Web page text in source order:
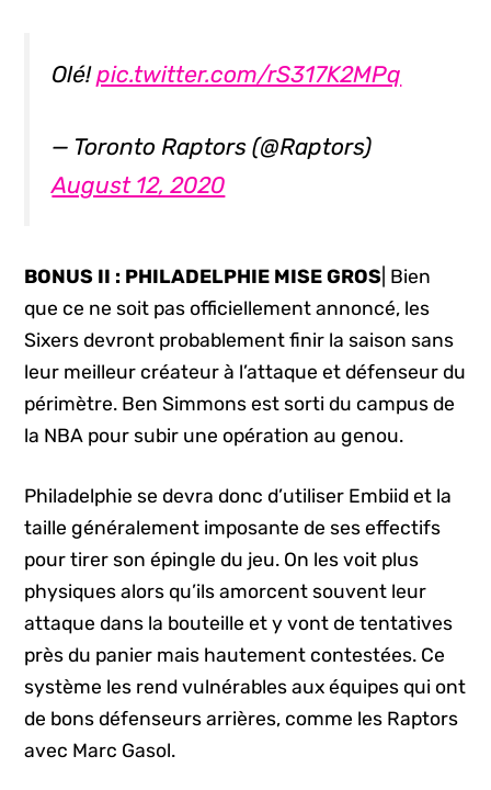
Olé!pic.twitter.com/rS317K2MPq
— Toronto Raptors (@Raptors)
August 12, 2020
BONUS II : PHILADELPHIE MISE GROS | Bien
que ce ne soit pas officiellement annoncé, les
Sixers devront probablement finir la saison sans
leur meilleur créateur à l’attaque et défenseur du
périmètre. Ben Simmons est sorti du campus de
la NBA pour subir une opération au genou.
Philadelphie se devra donc d’utiliser Embiid et la
taille généralement imposante de ses effectifs
pour tirer son épingle du jeu. On les voit plus
physiques alors qu’ils amorcent souvent leur
attaque dans la bouteille et y vont de tentatives
près du panier mais hautement contestées. Ce
système les rend vulnérables aux équipes qui ont
de bons défenseurs arrières, comme les Raptors
avec Marc Gasol.